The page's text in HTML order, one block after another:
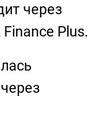
через
Plus.